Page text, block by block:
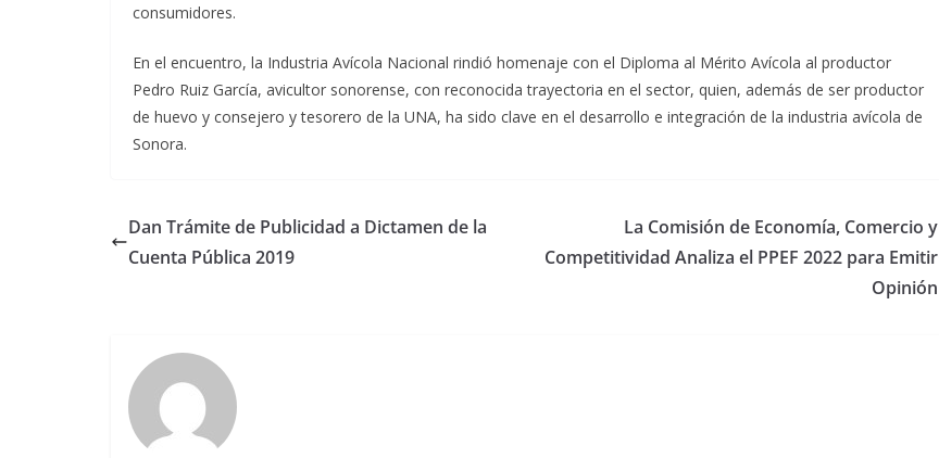
consumidores.
En el encuentro, la Industria Avícola Nacional rindió homenaje con el Diploma al Mérito Avícola al productor
Pedro Ruiz García, avicultor sonorense, con reconocida trayectoria en el sector, quien, además de ser productor
de huevo y consejero y tesorero de la UNA, ha sido clave en el desarrollo e integración de la industria avícola de
Sonora.
Dan Trámite de Publicidad a Dictamen de la
Cuenta Pública 2019
La Comisión de Economía, Comercio y
Competitividad Analiza el PPEF 2022 para Emitir
Opinión